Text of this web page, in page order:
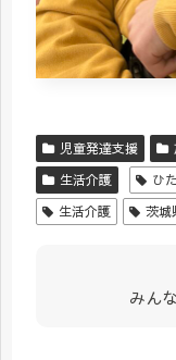
児童発達支援
生活介護
ひ
生活介護
茨城
みん